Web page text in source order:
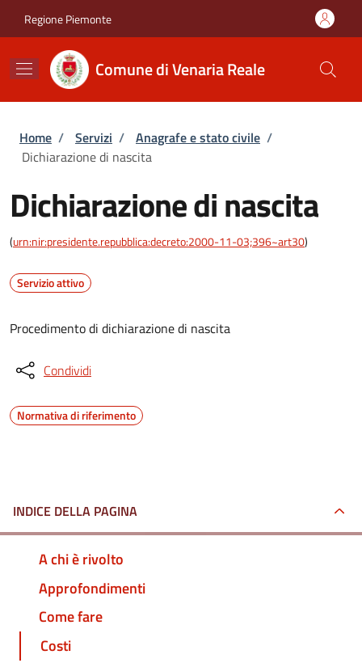
Regione Piemonte
Comune di Venaria Reale
Briciole di pane
Home / Servizi / Anagrafe e stato civile /
Dichiarazione di nascita
Dichiarazione di nascita
(urn:nir:presidente.repubblica:decreto:2000-11-03;396~art30)
Servizio attivo
Procedimento di dichiarazione di nascita
Condividi
Normativa di riferimento
INDICE DELLA PAGINA
A chi è rivolto
Approfondimenti
Come fare
Costi